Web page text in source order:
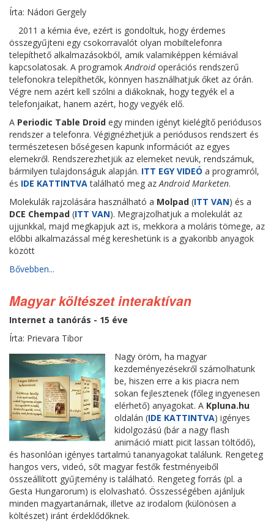
Írta: Nádori Gergely
2011 a kémia éve, ezért is gondoltuk, hogy érdemes
összegyűjteni egy csokorravalót olyan mobiltelefonra
telepíthető alkalmazásokból, amik valamiképpen kémiával
kapcsolatosak. A programokAndroidoperációs rendszerű
telefonokra telepíthetők, könnyen használhatjuk őket az órán.
Végre nem azért kell szólni a diákoknak, hogy tegyék el a
telefonjaikat, hanem azért, hogy vegyék elő.
A Periodic Table Droid egy minden igényt kielégítő periódusos
rendszer a telefonra. Végignézhetjük a periódusos rendszert és
természetesen bőségesen kapunk információt az egyes
elemekről. Rendszerezhetjük az elemeket nevük, rendszámuk,
bármilyen tulajdonságuk alapján. ITT EGY VIDEÓ a programról,
és IDE KATTINTVAtalálható meg azAndroid Marketen.
Molekulák rajzolására használható a Molpad (ITT VAN) és a
DCE Chempad (ITT VAN). Megrajzolhatjuk a molekulát az
ujjunkkal, majd megkapjuk azt is, mekkora a moláris tömege, az
előbbi alkalmazással még kereshetünk is a gyakoribb anyagok
között
Bővebben...
Magyar költészet interaktívan
Internet a tanórás - 15 éve
Írta: Prievara Tibor
Nagy öröm, ha magyar
kezdeményezésekről számolhatunk
be, hiszen erre a kis piacra nem
sokan fejlesztenek (főleg ingyenesen
elérhető) anyagokat. A Kpluna.hu
oldalán (IDE KATTINTVA) igényes
kidolgozású (bár a nagy flash
animáció miatt picit lassan töltődő),
és hasonlóan igényes tartalmú tananyagokat találunk. Rengeteg
hangos vers, videó, sőt magyar festők festményeiből
összeállított gyűjtemény is található. Rengeteg forrás (pl. a
Gesta Hungarorum) is elolvasható. Összességében ajánljuk
minden magyartanárnak, illetve az irodalom (különösen a
költészet) iránt érdeklődőknek.